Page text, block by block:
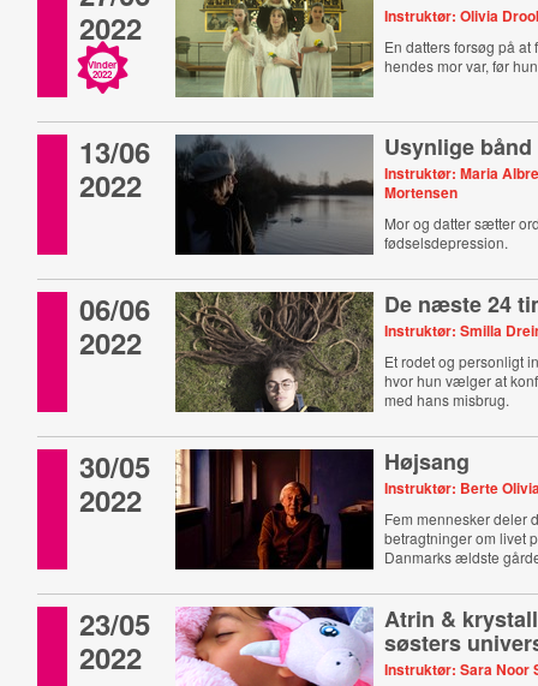
2022
Vinder
2022
Instruktør: Olivia
En datters forsøg på at
hendes mor var, før
13/06
2022
Usynlige bånd
Instruktør: Maria
Mortensen
Mor og datter sætter
fødselsdepression.
06/06
2022
De næste 24
Instruktør: Smilla
Et rodet og personligt
hvor hun vælger at
med hans misbrug.
30/05
2022
Højsang
Instruktør: Berte
Fem mennesker deler
betragtninger om livet
Danmarks ældste
23/05
2022
Atrin &
søsters
Instruktør: Sara Noor